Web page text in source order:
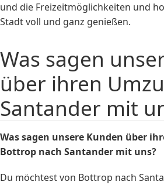
und die Freizeitmöglichkeiten und
Stadt voll und ganz genießen.
Was sagen
über ihren
Santander mit
Was sagen unsere Kunden über
Bottrop nach Santander mit uns?
Du möchtest von Bottrop nach